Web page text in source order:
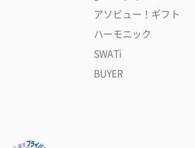
アソビュー！ギフト
ハーモニック
SWATi
BUYER